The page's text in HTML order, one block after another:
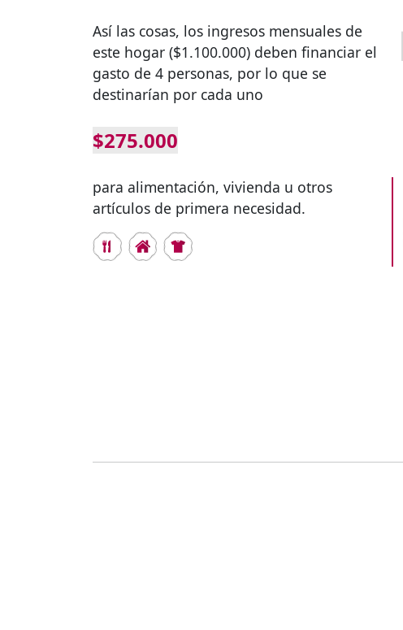
Así las cosas, los ingresos mensuales de
este hogar ($1.100.000) deben financiar el
gasto de 4 personas, por lo que se
destinarían por cada uno
$275.000
para alimentación, vivienda u otros
artículos de primera necesidad.